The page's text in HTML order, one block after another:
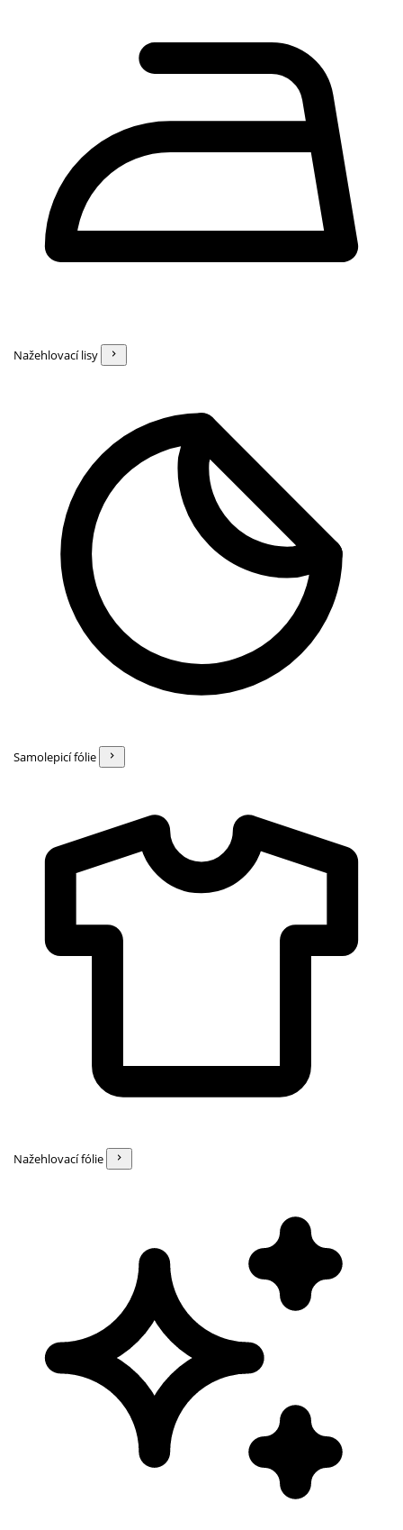
Nažehlovací lisy
Samolepicí fólie
Nažehlovací fólie